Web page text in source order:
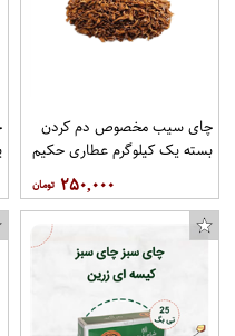
چای سیب مخصوص دم کردن
بسته یک کیلوگرم عطاری حکیم
۲۵۰,۰۰۰